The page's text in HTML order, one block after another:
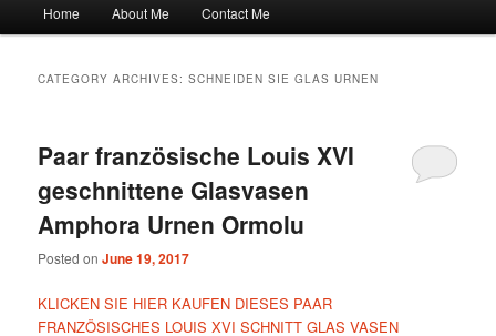
Skip
content
Skip
content
Home About Me Contact Me
CATEGORY ARCHIVES:SCHNEIDEN SIE GLAS URNEN
Paar französische Louis XVI
geschnittene Glasvasen
Amphora Urnen Ormolu
Posted onJune 19, 2017
KLICKEN SIE HIER KAUFEN DIESES PAAR
FRANZÖSISCHES LOUIS XVI SCHNITT GLAS VASEN